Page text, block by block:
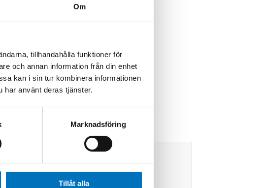
Om
tillhandahålla funktioner för
och annan information från din enhet
kan i sin tur kombinera informationen
har använt deras tjänster.
Marknadsföring
Tillåt alla